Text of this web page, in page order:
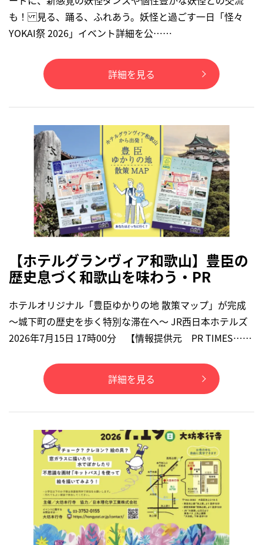
も！ 見る、踊る、ふれあう。妖怪と過ごす一日「怪々
YOKAI祭 2026」イベント詳細を公……
詳細を見る
【ホテルグランヴィア和歌山】豊臣の
歴史息づく和歌山を味わう・PR
ホテルオリジナル「豊臣ゆかりの地 散策マップ」が完成
〜城下町の歴史を歩く特別な滞在へ〜 JR西日本ホテルズ
2026年7月15日 17時00分 【情報提供元 PR TIMES……
詳細を見る